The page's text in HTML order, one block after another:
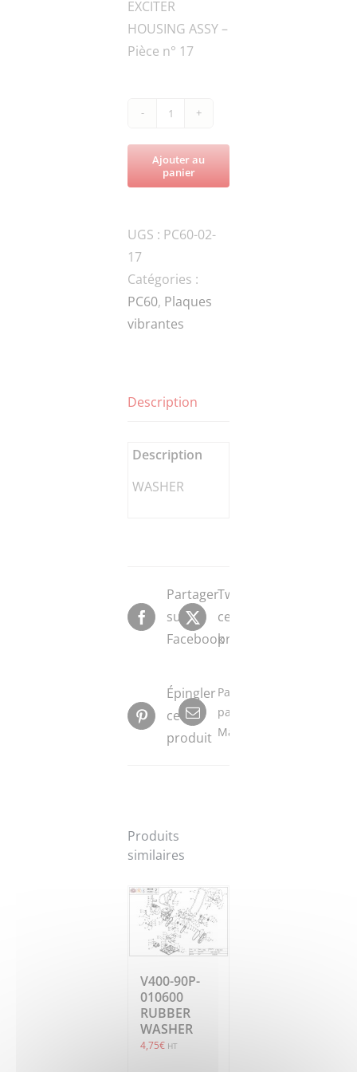
EXCITER
HOUSING ASSY –
Pièce n° 17
quantité
de
PC60-
60-
WASHER
Ajouter au
panier
UGS : PC60-02-
17
Catégories :
PC60, Plaques
vibrantes
Description
Description
WASHER
Partager
sur
Facebook
Tweeter
ce
produit
Épingler
ce
produit
Partager
par
Mail
Produits
similaires
V400-90P-
010600
RUBBER
WASHER
4,75€ HT